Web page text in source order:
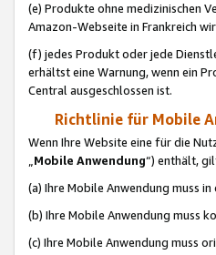
(e) Produkte ohne medizinischen
Amazon-Webseite in Frankreich
(f) jedes Produkt oder jede
erhältst eine Warnung, wenn ein
Central ausgeschlossen ist.
Richtlinie für Mobile
Wenn Ihre Website eine für die
„Mobile Anwendung“) enthält,
(a) Ihre Mobile Anwendung muss
(b) Ihre Mobile Anwendung muss
(c) Ihre Mobile Anwendung muss